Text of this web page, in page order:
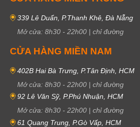
339 Lê Duẩn, P.Thanh Khê, Đà Nẵng
Mở cửa: 8h30 - 22h00 | chỉ đường
CỬA HÀNG MIỀN NAM
402B Hai Bà Trưng, P.Tân Định, HCM
Mở cửa: 8h30 - 22h00 | chỉ đường
92 Lê Văn Sỹ, P.Phú Nhuận, HCM
Mở cửa: 8h30 - 22h00 | chỉ đường
61 Quang Trung, P.Gò Vấp, HCM